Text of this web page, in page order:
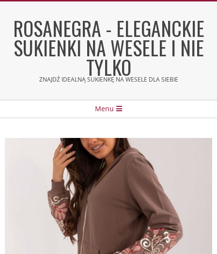
contentROSANEGRA - ELEGANCKIE
SUKIENKI NA WESELE I NIE
TYLKO
ZNAJDŹ IDEALNĄ SUKIENKĘ NA WESELE DLA SIEBIE
Menu